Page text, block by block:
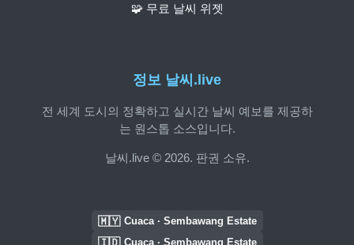
정보 날씨.live
전 세계 도시의 정확하고 실시간 날씨 예보를 제공하
는 원스톱 소스입니다.
날씨.live © 2026. 판권 소유.
🧩 무료 날씨 위젯
🇲🇾 Cuaca · Sembawang Estate
🇮🇩 Cuaca · Sembawang Estate